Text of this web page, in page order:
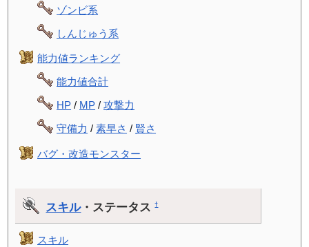
ゾンビ系
しんじゅう系
能力値ランキング
能力値合計
HP / MP /攻撃力
守備力 /素早さ / 賢さ
バグ・改造モンスター
スキル・ステータス†
スキル